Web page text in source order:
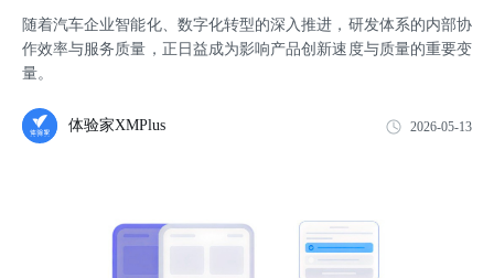
随着汽车企业智能化、数字化转型的深入推进，研发体系的内部协
作效率与服务质量，正日益成为影响产品创新速度与质量的重要变
量。
体验家XMPlus 2026-05-13